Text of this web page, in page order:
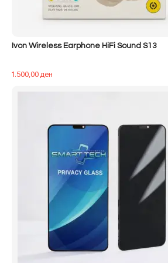
Ivon Wireless Earphone HiFi Sound S13
1.500,00ден